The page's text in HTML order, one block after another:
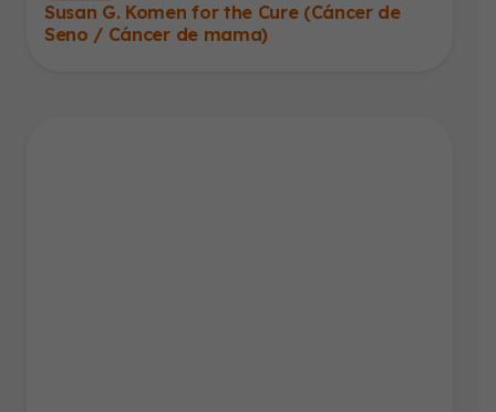
Susan G. Komen for the Cure (Cáncer de
Seno / Cáncer de mama)